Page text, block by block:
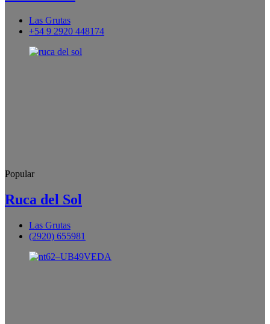
Las Grutas
+54 9 2920 448174
Popular
Ruca del Sol
Las Grutas
(2920) 655981